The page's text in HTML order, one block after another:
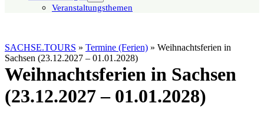
Veranstaltungsthemen
SACHSE.TOURS » Termine (Ferien) » Weihnachtsferien in
Sachsen (23.12.2027 – 01.01.2028)
Weihnachtsferien in Sachsen
(23.12.2027 – 01.01.2028)